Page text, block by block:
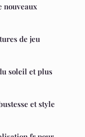
nouveaux
de jeu
soleil et plus
et style